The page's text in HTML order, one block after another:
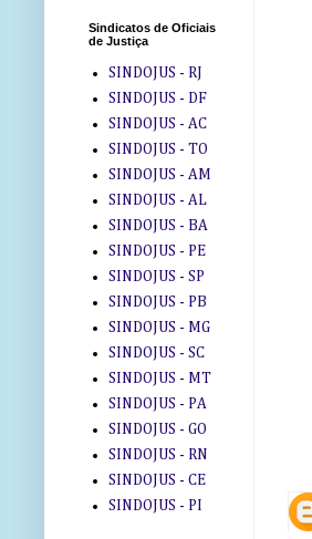
Sindicatos de Oficiais
de Justiça
SINDOJUS - RJ
SINDOJUS - DF
SINDOJUS - AC
SINDOJUS - TO
SINDOJUS - AM
SINDOJUS - AL
SINDOJUS - BA
SINDOJUS - PE
SINDOJUS - SP
SINDOJUS - PB
SINDOJUS - MG
SINDOJUS - SC
SINDOJUS - MT
SINDOJUS - PA
SINDOJUS - GO
SINDOJUS - RN
SINDOJUS - CE
SINDOJUS - PI